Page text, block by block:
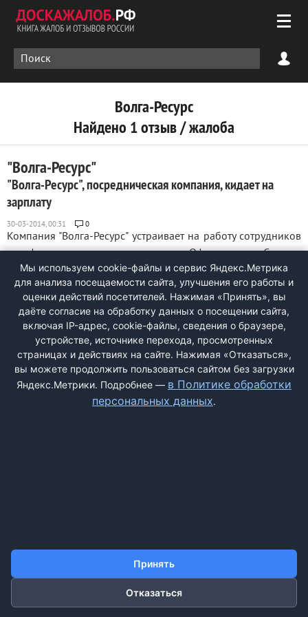
Волга-Ресурс
Найдено 1 отзыв / жалоба
"Волга-Ресурс"
"Волга-Ресурс", посредническая компания, кидает на
зарплату
0
Компания "Волга-Ресурс" устраивает на работу сотрудников
не официально из разных городов. Офис где-то в Самаре.
Все их вакансии связаны с магазинами. Я работала через
них на Кастораму. Первые месяцы платили по тарифу Потом
задержали зарплату (я, как дура продолжала работать) на
пару ...
ДОБАВИТЬ ЖАЛОБУ
КОНТАКТЫ
Мы используем cookie-файлы и сервис Яндекс.Метрика
для анализа посещаемости сайта, улучшения его работы и
оценки действий посетителей. Нажимая «Принять», вы
даёте согласие на обработку данных о посещении сайта,
включая IP-адрес, cookie-файлы, сведения о браузере,
устройстве, источнике перехода, просмотренных
страницах и действиях на сайте. Нажимая «Отказаться»,
вы можете продолжить пользоваться сайтом без загрузки
Яндекс.Метрики. Подробнее — в Политике обработки
персональных данных.
Принять
Отказаться